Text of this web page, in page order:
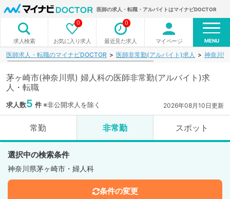
医師の求人・転職・アルバイトはマイナビDOCTOR
求人検索 お気に入り求人
0
最近見た求人
0
マイページ MENU
医師求人・転職のマイナビDOCTOR 医師非常勤(アルバイト)求人 神奈川県
茅ヶ崎市(神奈川県) 婦人科の医師非常勤(アルバイト)求
人・転職
求人数5 件※非公開求人を除く 2026年08月10日更新
常勤 非常勤 スポット
選択中の検索条件
神奈川県茅ヶ崎市・婦人科
条件の変更